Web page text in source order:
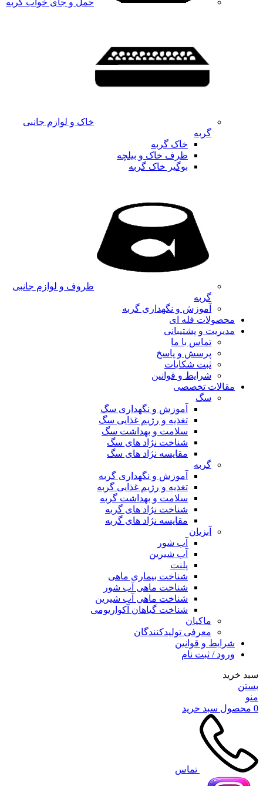
حمل و جای خواب گربه
خاک و لوازم جانبی
گربه
خاک گربه
ظرف خاک و بیلچه
بوگیر خاک گربه
ظروف و لوازم جانبی
گربه
آموزش و نگهداری گربه
محصولات فله ای
مدیریت و پشتیبانی
تماس با ما
پرسش و پاسخ
ثبت شکایات
شرایط و قوانین
مقالات تخصصی
سگ
آموزش و نگهداری سگ
تغذیه و رژیم غذایی سگ
سلامت و بهداشت سگ
شناخت نژاد های سگ
مقایسه نژاد های سگ
گربه
آموزش و نگهداری گربه
تغذیه و رژیم غذایی گربه
سلامت و بهداشت گربه
شناخت نژاد های گربه
مقایسه نژاد های گربه
آبزیان
آب شور
آب شیرین
پلنت
شناخت بیماری ماهی
شناخت ماهی آب شور
شناخت ماهی آب شیرین
شناخت گیاهان آکواریومی
ماکیان
معرفی تولیدکنندگان
شرایط و قوانین
ورود / ثبت نام
سبد خرید
بستن
منو
0 محصول سبد خرید
تماس